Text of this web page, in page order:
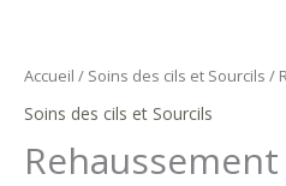
Accueil / Soins des cils et Sourcils /
Soins des cils et Sourcils